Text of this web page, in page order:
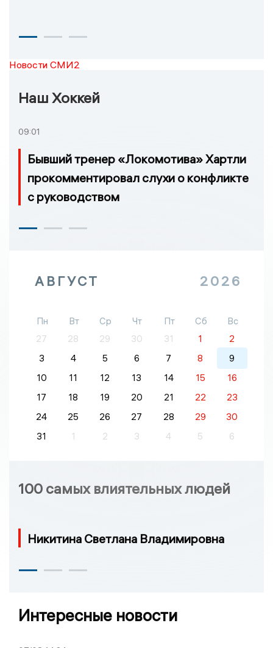
Новости СМИ2
Наш Хоккей
09:01
Бывший тренер «Локомотива» Хартли
прокомментировал слухи о конфликте
с руководством
АВГУСТ 2026
Пн Вт Ср Чт Пт Сб
Вс
27
28 29 30 31 1
2
3
4 5 6 7 8
9
10
11 12 13 14 15
16
17
18 19 20 21 22
23
24
25 26 27 28 29
30
31
1 2 3 4 5 6
100 самых влиятельных людей
Никитина Светлана Владимировна
Интересные новости